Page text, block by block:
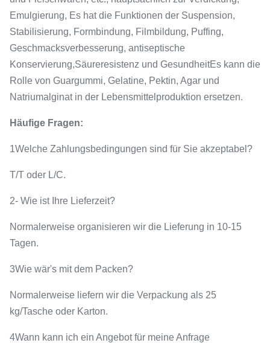
Emulgierung, Es hat die Funktionen der Suspension,
Stabilisierung, Formbindung, Filmbildung, Puffing,
Geschmacksverbesserung, antiseptische
Konservierung,Säureresistenz und GesundheitEs kann die
Rolle von Guargummi, Gelatine, Pektin, Agar und
Natriumalginat in der Lebensmittelproduktion ersetzen.
Häufige Fragen:
1Welche Zahlungsbedingungen sind für Sie akzeptabel?
T/T oder L/C.
2- Wie ist Ihre Lieferzeit?
Normalerweise organisieren wir die Lieferung in 10-15
Tagen.
3Wie wär's mit dem Packen?
Normalerweise liefern wir die Verpackung als 25
kg/Tasche oder Karton.
4Wann kann ich ein Angebot für meine Anfrage